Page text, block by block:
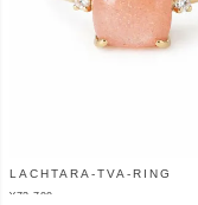
LACHTARA-TVA-RING
¥73,700